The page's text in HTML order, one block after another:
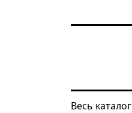
Весь каталог